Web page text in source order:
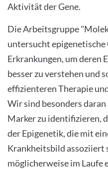
Aktivität der Gene.
Die Arbeitsgruppe
untersucht
Erkrankungen, um deren
besser zu verstehen und
effizienteren Therapie
Wir sind besonders
Marker zu identifizieren,
der Epigenetik, die mit
Krankheitsbild assoziiert
möglicherweise im Laufe